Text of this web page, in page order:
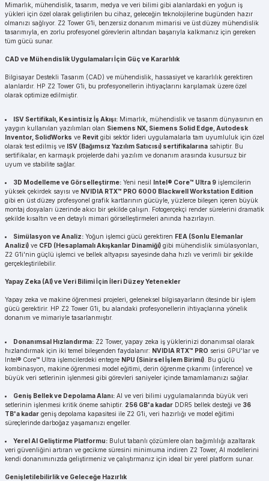
Mimarlık, mühendislik, tasarım, medya ve veri bilimi gibi alanlardaki en yoğun iş
yükleri için özel olarak geliştirilen bu cihaz, geleceğin teknolojilerine bugünden hazır
olmanızı sağlıyor. Z2 Tower G1i, benzersiz donanım mimarisi ve üst düzey mühendislik
tasarımıyla, en zorlu profesyonel görevlerin altından başarıyla kalkmanız için gereken
tüm gücü sunar.
CAD ve Mühendislik Uygulamaları İçin Güç ve Kararlılık
Bilgisayar Destekli Tasarım (CAD) ve mühendislik, hassasiyet ve kararlılık gerektiren
alanlardır. HP Z2 Tower G1i, bu profesyonellerin ihtiyaçlarını karşılamak üzere özel
olarak optimize edilmiştir.
ISV Sertifikalı, Kesintisiz İş Akışı: Mimarlık, mühendislik ve tasarım dünyasının en
yaygın kullanılan yazılımları olan Siemens NX, Siemens Solid Edge, Autodesk
Inventor, SolidWorks ve Revit gibi sektör lideri uygulamalarla tam uyumluluk için özel
olarak test edilmiş ve ISV (Bağımsız Yazılım Satıcısı) sertifikalarına sahiptir. Bu
sertifikalar, en karmaşık projelerde dahi yazılım ve donanım arasında kusursuz bir
uyum ve stabilite sağlar.
3D Modelleme ve Görselleştirme: Yeni nesil Intel® Core™ Ultra 9 işlemcilerin
yüksek çekirdek sayısı ve NVIDIA RTX™ PRO 6000 Blackwell Workstation Edition
gibi en üst düzey profesyonel grafik kartlarının gücüyle, yüzlerce bileşen içeren büyük
montaj dosyaları üzerinde akıcı bir şekilde çalışın. Fotogerçekçi render sürelerini dramatik
şekilde kısaltın ve en detaylı mimari görselleştirmeleri anında hazırlayın.
Simülasyon ve Analiz: Yoğun işlemci gücü gerektiren FEA (Sonlu Elemanlar
Analizi) ve CFD (Hesaplamalı Akışkanlar Dinamiği) gibi mühendislik simülasyonları,
Z2 G1i'nin güçlü işlemci ve bellek altyapısı sayesinde daha hızlı ve verimli bir şekilde
gerçekleştirilebilir.
Yapay Zeka (AI) ve Veri Bilimi İçin İleri Düzey Yetenekler
Yapay zeka ve makine öğrenmesi projeleri, geleneksel bilgisayarların ötesinde bir işlem
gücü gerektirir. HP Z2 Tower G1i, bu alandaki profesyonellerin ihtiyaçlarına yönelik
donanım ve mimariyle tasarlanmıştır.
Donanımsal Hızlandırma: Z2 Tower, yapay zeka iş yüklerinizi donanımsal olarak
hızlandırmak için iki temel bileşenden faydalanır: NVIDIA RTX™ PRO serisi GPU'lar ve
Intel® Core™ Ultra işlemcilerdeki entegre NPU (Sinirsel İşlem Birimi) . Bu güçlü
kombinasyon, makine öğrenmesi model eğitimi, derin öğrenme çıkarımı (inference) ve
büyük veri setlerinin işlenmesi gibi görevleri saniyeler içinde tamamlamanızı sağlar.
Geniş Bellek ve Depolama Alanı: AI ve veri bilimi uygulamalarında büyük veri
setlerinin işlenmesi kritik öneme sahiptir. 256 GB'a kadar DDR5 bellek desteği ve 36
TB'a kadar geniş depolama kapasitesi ile Z2 G1i, veri hazırlığı ve model eğitimi
süreçlerinde darboğaz yaşamanızı engeller.
Yerel AI Geliştirme Platformu: Bulut tabanlı çözümlere olan bağımlılığı azaltarak
veri güvenliğini artıran ve gecikme süresini minimuma indiren Z2 Tower, AI modellerini
kendi donanımınızda geliştirmeniz ve çalıştırmanız için ideal bir yerel platform sunar.
Genişletilebilirlik ve Geleceğe Hazırlık